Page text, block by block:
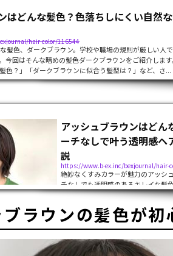
はどんな髪色？色落ちしにくい自然
hair-color/116544
髪色、ダークブラウン。学校や職場の規則が厳しい人
今回はそんな暗めの髪色ダークブラウンをご紹介しま
色？」「ダークブラウンに似合う髪型は？」など、さ...
アッシュブラウンはどん
ーチなしで叶う透明感ヘ
説
https://www.b-ex.inc/bexjournal/hair-
絶妙なくすみカラーが魅力のアッシ
チなしでも透明感のあるキレイな髪
ヘアカラーです。今回はそんなトレ
アッシュブラウンについて詳しく解
ブラウンの特徴から明るさや髪型別
ラウンの髪色が